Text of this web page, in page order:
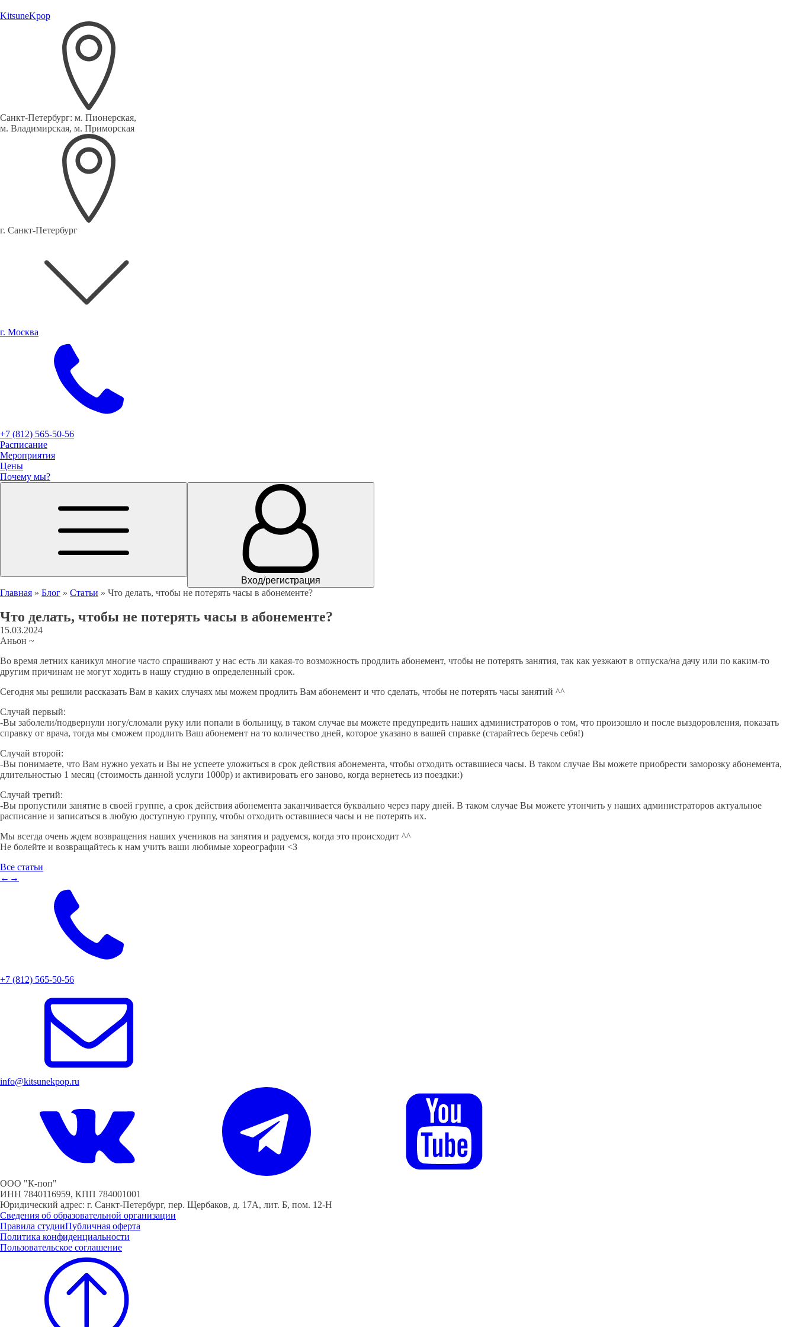
KitsuneKpop
Санкт-Петербург: м. Пионерская,
м. Владимирская, м. Приморская
г. Санкт-Петербург
г. Москва
+7 (812) 565-50-56
Расписание
Мероприятия
Цены
Почему мы?
Вход/регистрация
Главная » Блог » Статьи » Что делать, чтобы не потерять часы в абонементе?
Что делать, чтобы не потерять часы в абонементе?
15.03.2024
Аньон ~
Во время летних каникул многие часто спрашивают у нас есть ли какая-то возможность продлить абонемент, чтобы не потерять занятия, так как уезжают в отпуска/на дачу или по каким-то
другим причинам не могут ходить в нашу студию в определенный срок.
Сегодня мы решили рассказать Вам в каких случаях мы можем продлить Вам абонемент и что сделать, чтобы не потерять часы занятий ^^
Случай первый:
-Вы заболели/подвернули ногу/сломали руку или попали в больницу, в таком случае вы можете предупредить наших администраторов о том, что произошло и после выздоровления, показать
справку от врача, тогда мы сможем продлить Ваш абонемент на то количество дней, которое указано в вашей справке (старайтесь беречь себя!)
Случай второй:
-Вы понимаете, что Вам нужно уехать и Вы не успеете уложиться в срок действия абонемента, чтобы отходить оставшиеся часы. В таком случае Вы можете приобрести заморозку абонемента,
длительностью 1 месяц (стоимость данной услуги 1000р) и активировать его заново, когда вернетесь из поездки:)
Случай третий:
-Вы пропустили занятие в своей группе, а срок действия абонемента заканчивается буквально через пару дней. В таком случае Вы можете утончить у наших администраторов актуальное
расписание и записаться в любую доступную группу, чтобы отходить оставшиеся часы и не потерять их.
Мы всегда очень ждем возвращения наших учеников на занятия и радуемся, когда это происходит ^^
Не болейте и возвращайтесь к нам учить ваши любимые хореографии <З
Все статьи
← →
+7 (812) 565-50-56
info@kitsunekpop.ru
ООО "К-поп"
ИНН 7840116959, КПП 784001001
Юридический адрес: г. Санкт-Петербург, пер. Щербаков, д. 17А, лит. Б, пом. 12-Н
Сведения об образовательной организации
Правила студииПубличная оферта
Политика конфиденциальности
Пользовательское соглашение